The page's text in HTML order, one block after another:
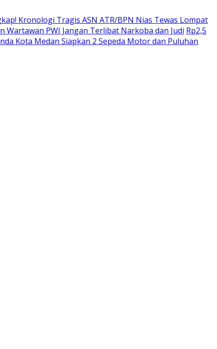
Kronologi Tragis ASN ATR/BPN Nias Tewas Lompat
Wartawan PWI Jangan Terlibat Narkoba dan Judi Rp2,5
Kota Medan Siapkan 2 Sepeda Motor dan Puluhan